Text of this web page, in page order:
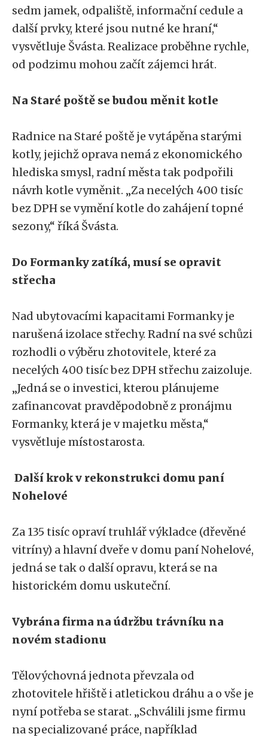
sedm jamek, odpaliště, informační cedule a
další prvky, které jsou nutné ke hraní,“
vysvětluje Švásta. Realizace proběhne rychle,
od podzimu mohou začít zájemci hrát.
Na Staré poště se budou měnit kotle
Radnice na Staré poště je vytápěna starými
kotly, jejichž oprava nemá z ekonomického
hlediska smysl, radní města tak podpořili
návrh kotle vyměnit. „Za necelých 400 tisíc
bez DPH se vymění kotle do zahájení topné
sezony,“ říká Švásta.
Do Formanky zatíká, musí se opravit
střecha
Nad ubytovacími kapacitami Formanky je
narušená izolace střechy. Radní na své schůzi
rozhodli o výběru zhotovitele, které za
necelých 400 tisíc bez DPH střechu zaizoluje.
„Jedná se o investici, kterou plánujeme
zafinancovat pravděpodobně z pronájmu
Formanky, která je v majetku města,“
vysvětluje místostarosta.
Další krok v rekonstrukci domu paní
Nohelové
Za 135 tisíc opraví truhlář výkladce (dřevěné
vitríny) a hlavní dveře v domu paní Nohelové,
jedná se tak o další opravu, která se na
historickém domu uskuteční.
Vybrána firma na údržbu trávníku na
novém stadionu
Tělovýchovná jednota převzala od
zhotovitele hřiště i atletickou dráhu a o vše je
nyní potřeba se starat. „Schválili jsme firmu
na specializované práce, například